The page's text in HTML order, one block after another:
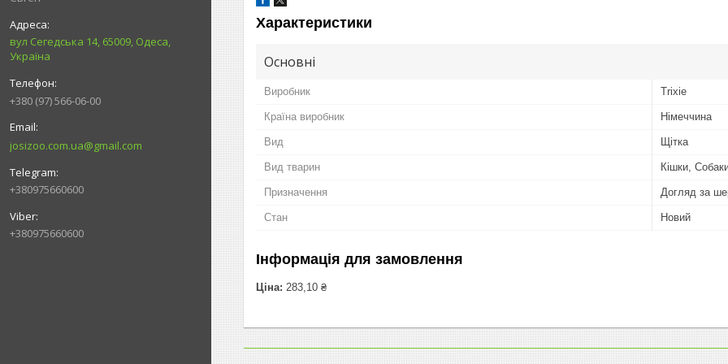
вул Сегедська 14, 65009, Одеса,
Україна
+380 (97) 566-06-00
josizoo.com.ua@gmail.com
+380975660600
+380975660600
Характеристики
Основні
Виробник Trixie
Країна виробник Німеччина
Вид Щітка
Вид тварин Кішки,
Призначення Догляд за
Стан Новий
Інформація для замовлення
Ціна: 283,10 ₴